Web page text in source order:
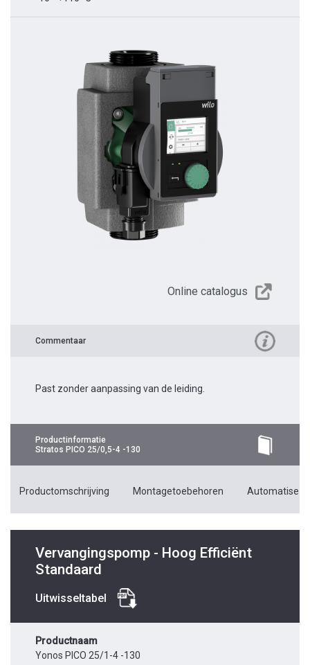
Online catalogus
Commentaar
Past zonder aanpassing van de leiding.
Productinformatie
Stratos PICO 25/0,5-4 -130
Productomschrijving Montagetoebehoren
Vervangingspomp - Hoog Efficiënt
Standaard
Uitwisseltabel
Productnaam
Yonos PICO 25/1-4 -130